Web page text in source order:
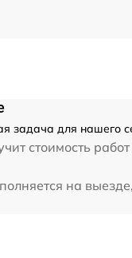
задача для нашего
стоимость
на